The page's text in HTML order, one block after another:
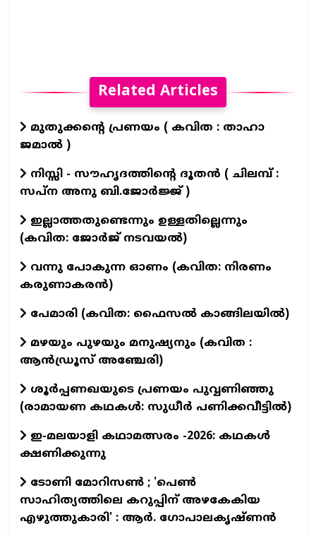
Related Articles
മുതുക്കൻ്റെ പ്രണയം ( കവിത : താഹാ
ജമാൽ )
നിസ്സി - സൗഹൃദത്തിന്റെ ദൂതൻ ( ചിലമ്പ് :
സപ്ന അനു ബി.ജോർജ്ജ് )
ഇല്ലാത്തതുണ്ടെന്നും ഉള്ളതില്ലെന്നും
(കവിത: ജോർജ് നടവയൽ)
വന്നു പോകുന്ന ഓണം (കവിത: നിരണം
കരുണാകരൻ)
പേമാരി (കവിത: ഫൈസല്‍ കാങ്ങിലയില്‍)
മഴയും പുഴയും മനുഷ്യനും (കവിത :
ആൻഡ്രൂസ് അഞ്ചേരി)
ശൂർപ്പണഖയുടെ പ്രണയം പുവ്വണിഞ്ഞു
(രാമായണ കഥകൾ: സുധീർ പണിക്കവീട്ടിൽ)
ഇ-മലയാളി കഥാമത്സരം -2026: കഥകൾ
ക്ഷണിക്കുന്നു
ടോണി മോറിസൺ ; 'പെൺ
സാഹിത്യത്തിലെ കറുപ്പിന് അഴകേകിയ
എഴുത്തുകാരി' : ആർ. ഗോപാലകൃഷ്ണൻ